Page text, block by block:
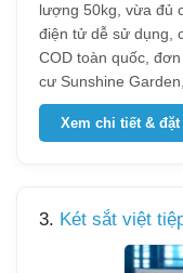
lượng 50kg, vừa đủ
điện tử dễ sử dụng,
COD toàn quốc,
cư Sunshine
Xem chi tiết & đặt
3. Két sắt việt